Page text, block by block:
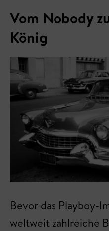
Vom Nobody
König
Bevor das Playboy-
weltweit zahlreiche